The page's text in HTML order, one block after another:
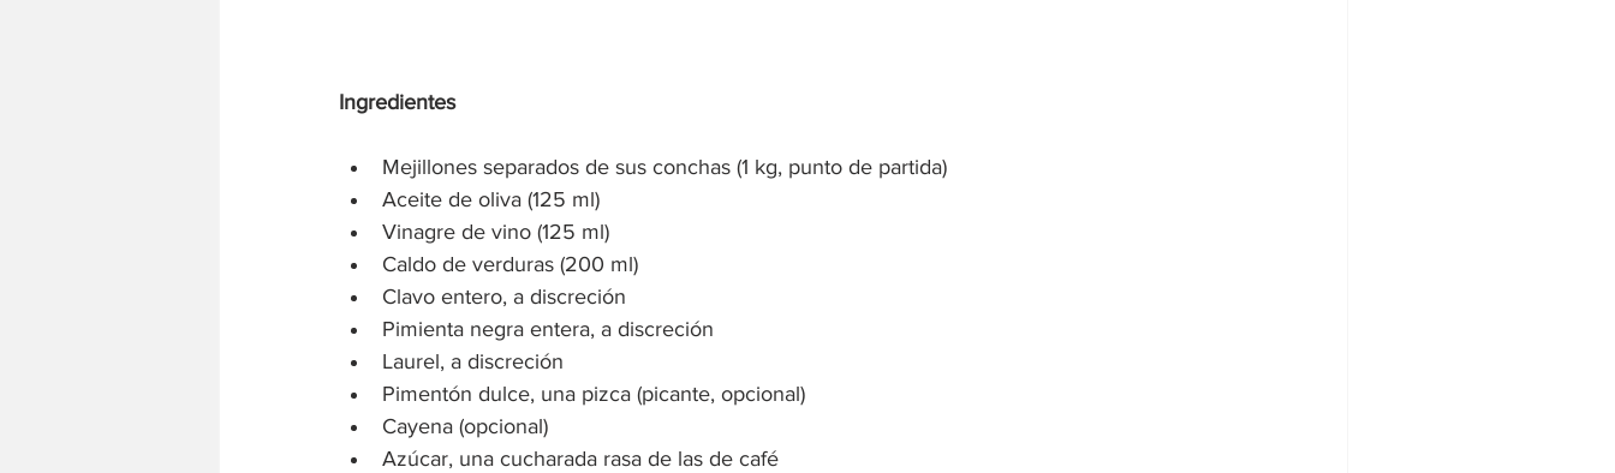
Ingredientes
Mejillones separados de sus conchas (1 kg, punto de partida)
Aceite de oliva (125 ml)
Vinagre de vino (125 ml)
Caldo de verduras (200 ml)
Clavo entero, a discreción
Pimienta negra entera, a discreción
Laurel, a discreción
Pimentón dulce, una pizca (picante, opcional)
Cayena (opcional)
Azúcar, una cucharada rasa de las de café